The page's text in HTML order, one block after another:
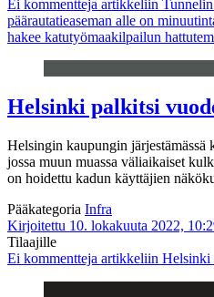
Ei kommentteja artikkeliin
päärautatieaseman alle on
hakee katutyömaakilpailun
Helsinki palkitsi
Helsingin kaupungin järjestämässä
jossa muun muassa väliaikaiset
on hoidettu kadun käyttäjien
Pääkategoria Infra
Kirjoitettu 10. lokakuuta 2022,
Tilaajille
Ei kommentteja artikkeliin Helsinki